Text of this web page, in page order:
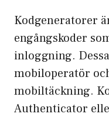
Kodgeneratorer
engångskoder
inloggning.
mobiloperatör
mobiltäckning.
Authenticator